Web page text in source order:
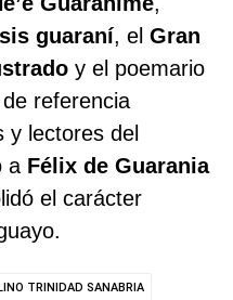
guaraní, el Gran
y el poemario
referencia
y lectores del
a Félix de Guarania
el carácter
LINO TRINIDAD SANABRIA